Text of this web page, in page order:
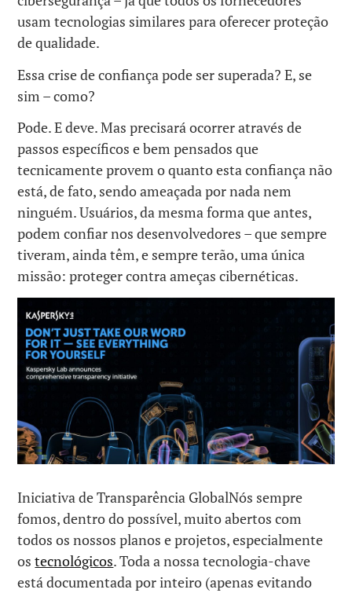
usam tecnologias similares para oferecer proteção
de qualidade.
Essa crise de confiança pode ser superada? E, se
sim – como?
Pode. E deve. Mas precisará ocorrer através de
passos específicos e bem pensados que
tecnicamente provem o quanto esta confiança não
está, de fato, sendo ameaçada por nada nem
ninguém. Usuários, da mesma forma que antes,
podem confiar nos desenvolvedores – que sempre
tiveram, ainda têm, e sempre terão, uma única
missão: proteger contra ameças cibernéticas.
Iniciativa de Transparência GlobalNós sempre
fomos, dentro do possível, muito abertos com
todos os nossos planos e projetos, especialmente
ostecnológicos. Toda a nossa tecnologia-chave
está documentada por inteiro (apenas evitando